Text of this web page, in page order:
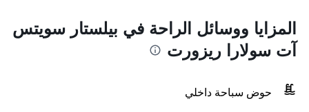
المزايا ووسائل الراحة في بيلستار سويتس
آت سولارا ريزورت
حوض سباحة داخلي